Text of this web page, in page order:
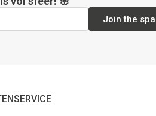
Join the